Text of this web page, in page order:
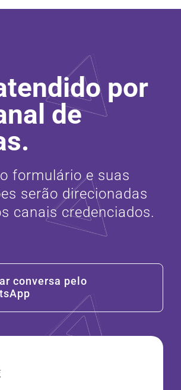
por
de
formulário e suas
serão direcionadas
canais credenciados.
conversa pelo